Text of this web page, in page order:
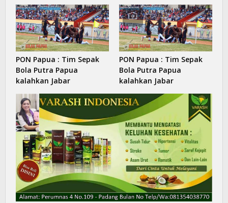
PON Papua : Tim Sepak
Bola Putra Papua
kalahkan Jabar
PON Papua : Tim Sepak
Bola Putra Papua
kalahkan Jabar